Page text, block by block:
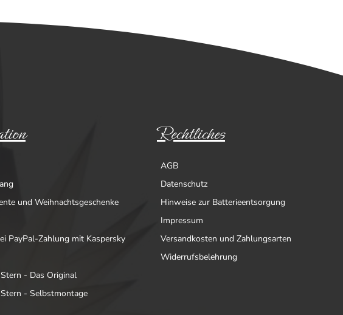
und Weihnachtsgeschenke
PayPal-Zahlung mit Kaspersky
- Das Original
- Selbstmontage
Rechtliches
AGB
Datenschutz
Hinweise zur Batterieentsorgung
Impressum
Versandkosten und Zahlungsarten
Widerrufsbelehrung